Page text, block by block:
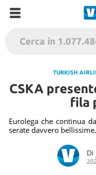
TURKISH
CSKA
fila
Eurolega che continua
serate davvero bellissime.
Di